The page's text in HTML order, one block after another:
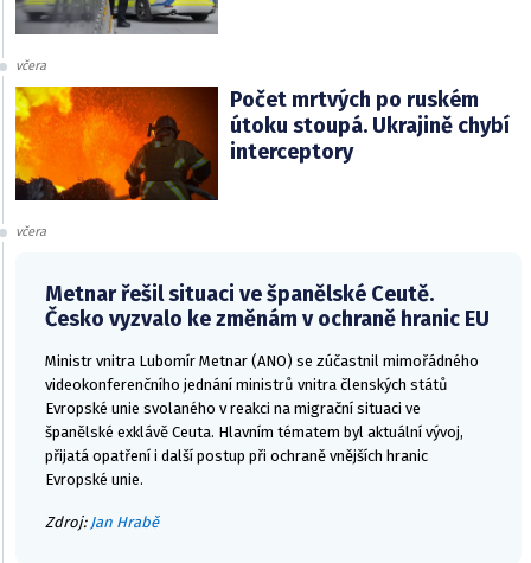
včera
Počet mrtvých po ruském
útoku stoupá. Ukrajině chybí
interceptory
včera
Metnar řešil situaci ve španělské Ceutě.
Česko vyzvalo ke změnám v ochraně hranic EU
Ministr vnitra Lubomír Metnar (ANO) se zúčastnil mimořádného
videokonferenčního jednání ministrů vnitra členských států
Evropské unie svolaného v reakci na migrační situaci ve
španělské exklávě Ceuta. Hlavním tématem byl aktuální vývoj,
přijatá opatření i další postup při ochraně vnějších hranic
Evropské unie.
Zdroj: Jan Hrabě